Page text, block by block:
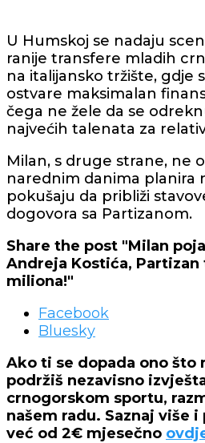
U Humskoj se nadaju
ranije transfere mladih
na italijansko tržište, gdje
ostvare maksimalan
čega ne žele da se
najvećih talenata za
Milan, s druge strane, ne
narednim danima planira
pokušaju da približi
dogovora sa Partizanom.
Share the post "Milan
Andreja Kostića, Partizan
miliona!"
Facebook
Bluesky
Ako ti se dopada ono što
podržiš nezavisno
crnogorskom sportu,
našem radu. Saznaj više
već od 2€ mjesečno